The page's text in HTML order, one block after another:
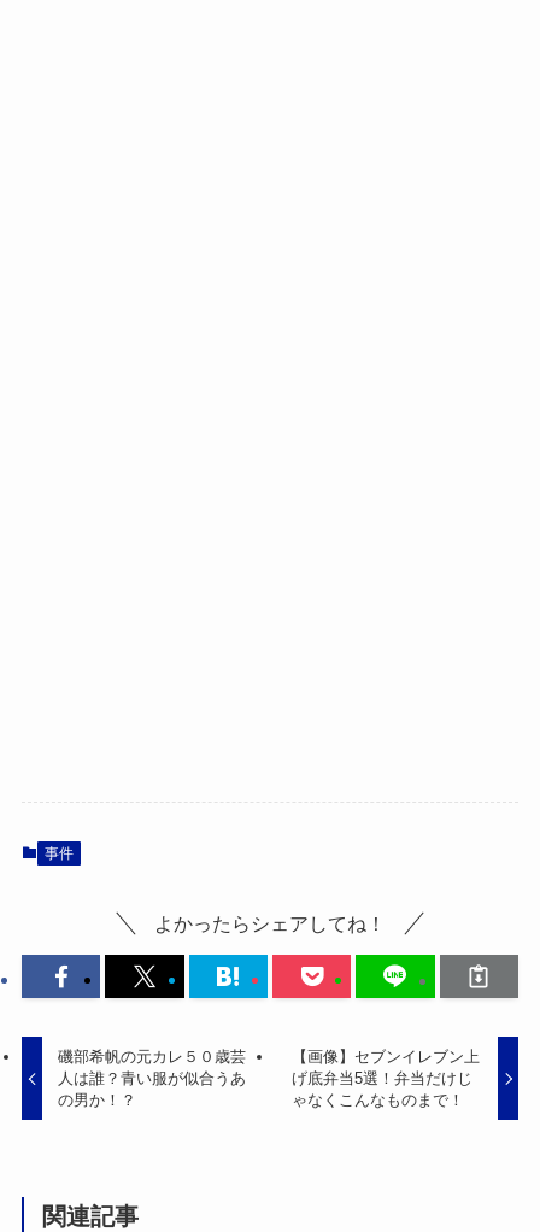
事件
よかったらシェアしてね！
磯部希帆の元カレ５０歳芸
人は誰？青い服が似合うあ
の男か！？
【画像】セブンイレブン上
げ底弁当5選！弁当だけじ
ゃなくこんなものまで！
関連記事